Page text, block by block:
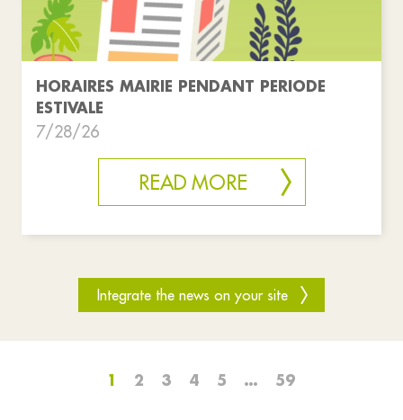
HORAIRES MAIRIE PENDANT PERIODE
ESTIVALE
7/28/26
READ MORE
Integrate the news on your site
1 2 3 4 5 … 59